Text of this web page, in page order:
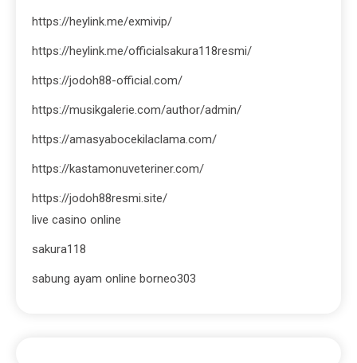
https://heylink.me/exmivip/
https://heylink.me/officialsakura118resmi/
https://jodoh88-official.com/
https://musikgalerie.com/author/admin/
https://amasyabocekilaclama.com/
https://kastamonuveteriner.com/
https://jodoh88resmi.site/
live casino online
sakura118
sabung ayam online borneo303